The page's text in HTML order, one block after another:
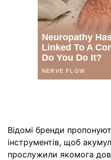
Відомі бренди
інструментів, щоб
прослужили якомога